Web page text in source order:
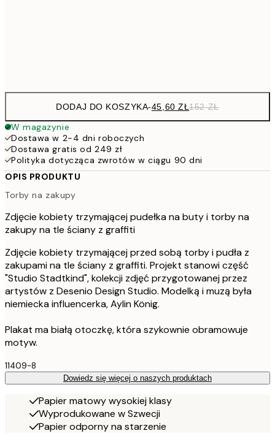
DODAJ DO KOSZYKA-45,60 ZŁ152 ZŁ
W magazynie
Dostawa w 2-4 dni roboczych
Dostawa gratis od 249 zł
Polityka dotycząca zwrotów w ciągu 90 dni
OPIS PRODUKTU
Torby na zakupy
Zdjęcie kobiety trzymającej pudełka na buty i torby na
zakupy na tle ściany z graffiti
Zdjęcie kobiety trzymającej przed sobą torby i pudła z
zakupami na tle ściany z graffiti. Projekt stanowi część
"Studio Stadtkind", kolekcji zdjęć przygotowanej przez
artystów z Desenio Design Studio. Modelką i muzą była
niemiecka influencerka, Aylin König.
Plakat ma białą otoczkę, która szykownie obramowuje
motyw.
11409-8
Dowiedz się więcej o naszych produktach
Papier matowy wysokiej klasy
Wyprodukowane w Szwecji
Papier odporny na starzenie